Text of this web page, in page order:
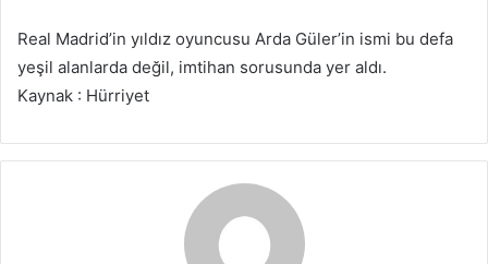
Real Madrid’in yıldız oyuncusu Arda Güler’in ismi bu defa
yeşil alanlarda değil, imtihan sorusunda yer aldı.
Kaynak : Hürriyet